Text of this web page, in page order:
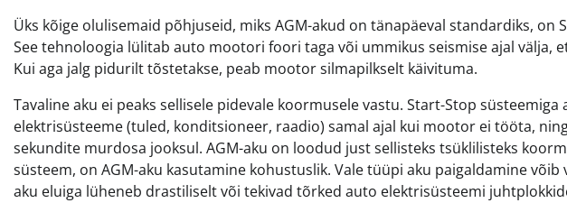
Üks kõige olulisemaid põhjuseid, miks AGM-akud on tänapäeval standardiks, on
See tehnoloogia lülitab auto mootori foori taga või ummikus seismise ajal välja,
Kui aga jalg pidurilt tõstetakse, peab mootor silmapilkselt käivituma.
Tavaline aku ei peaks sellisele pidevale koormusele vastu. Start-Stop
elektrisüsteeme (tuled, konditsioneer, raadio) samal ajal kui mootor ei tööta,
sekundite murdosa jooksul. AGM-aku on loodud just sellisteks tsüklilisteks
süsteem, on AGM-aku kasutamine kohustuslik. Vale tüüpi aku paigaldamine
aku eluiga lüheneb drastiliselt või tekivad tõrked auto elektrisüsteemi